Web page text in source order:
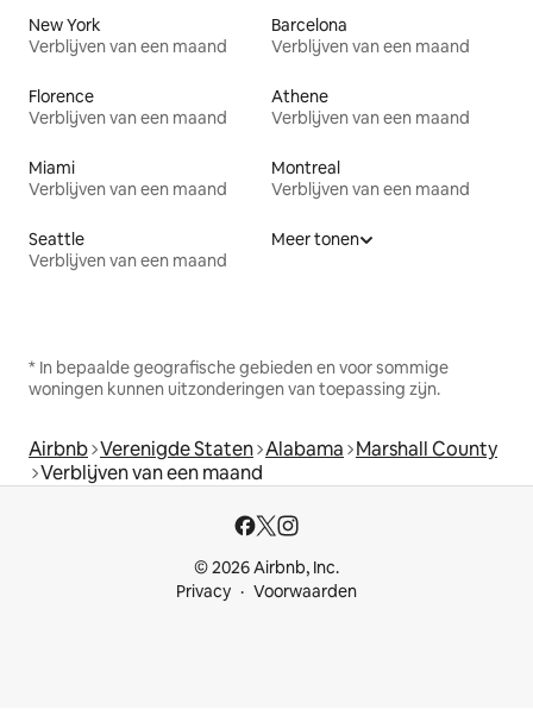
New York
Verblijven van een maand
Barcelona
Verblijven van een maand
Florence
Verblijven van een maand
Athene
Verblijven van een maand
Miami
Verblijven van een maand
Montreal
Verblijven van een maand
Seattle
Verblijven van een maand
Meer tonen
* In bepaalde geografische gebieden en voor sommige
woningen kunnen uitzonderingen van toepassing zijn.
Airbnb Verenigde Staten Alabama Marshall County
Verblijven van een maand
© 2026 Airbnb, Inc.
Privacy
Voorwaarden